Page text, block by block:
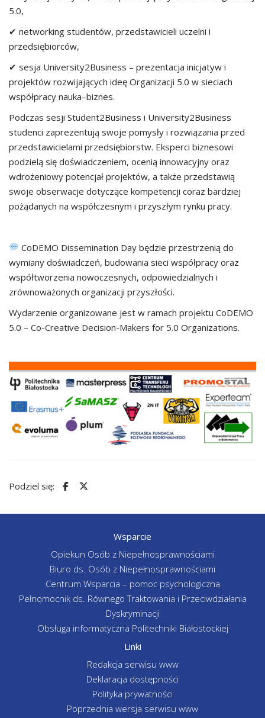
5.0,
✔ networking studentów, przedstawicieli uczelni i
przedsiębiorców,
✔ sesja University2Business – prezentacja inicjatyw i
projektów rozwijających ideę Organizacji 5.0 w sieciach
współpracy nauka–biznes.
Podczas sesji Student2Business i University2Business
studenci zaprezentują swoje pomysły i rozwiązania przed
przedstawicielami przedsiębiorstw. Eksperci biznesowi
podzielą się doświadczeniem, ocenią innowacyjny oraz
wdrożeniowy potencjał projektów, a także przedstawią
swoje obserwacje dotyczące kompetencji coraz bardziej
pożądanych na współczesnym i przyszłym rynku pracy.
CoDEMO Dissemination Day będzie przestrzenią do
wymiany doświadczeń, budowania sieci współpracy oraz
współtworzenia nowoczesnych, odpowiedzialnych i
zrównoważonych organizacji przyszłości.
Wydarzenie organizowane jest w ramach projektu CoDEMO
5.0 – Co-Creative Decision-Makers for 5.0 Organizations.
Podziel się:
Wsparcie
Opiekun Osób z Niepełnosprawnościami
Biuro ds. Osób z Niepełnosprawnościami
Centrum Wsparcia – pomoc psychologiczna
Pełnomocnik ds. Równego Traktowania i Przeciwdziałania
Dyskryminacji
Obsługa informatyczna Politechniki Białostockiej
Linki
Redakcja serwisu www
Deklaracja dostępności
Polityka prywatności
Poprzednia wersja serwisu www